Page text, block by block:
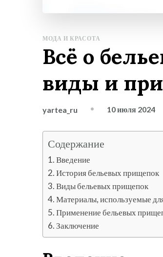
МОДА И КРАСОТА
Всё о
виды и
yartea_ru 10 июля 2024
Содержание
Введение
История бельевых прищепок
Виды бельевых прищепок
Материалы, используемые
Применение бельевых
Заключение